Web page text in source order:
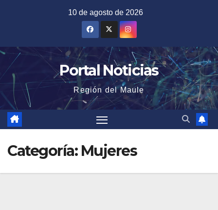
10 de agosto de 2026
Portal Noticias
Región del Maule
Categoría: Mujeres